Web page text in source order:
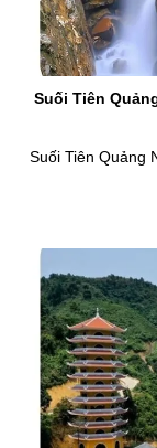
Suối Tiên
Suối Tiên Quảng